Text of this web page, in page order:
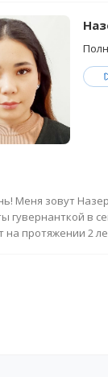
Меня зовут
гувернанткой в
на протяжении 2